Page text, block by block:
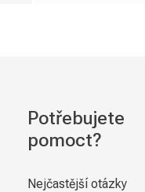
Potřebujete
pomoct?
Nejčastější otázky